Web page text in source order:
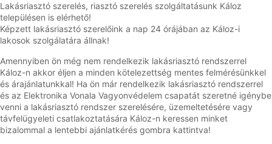
Lakásriasztó szerelés, riasztó szerelés szolgáltatásunk Káloz
településen is elérhető!
Képzett lakásriasztó szerelőink a nap 24 órájában az Káloz-i
lakosok szolgálatára állnak!
Amennyiben ön még nem rendelkezik lakásriasztó rendszerrel
Káloz-n akkor éljen a minden kötelezettség mentes felmérésünkkel
és árajánlatunkkal! Ha ön már rendelkezik lakásriasztó rendszerrel
és az Elektronika Vonala Vagyonvédelem csapatát szeretné igénybe
venni a lakásriasztó rendszer szerelésére, üzemeltetésére vagy
távfelügyeleti csatlakoztatására Káloz-n keressen minket
bizalommal a lentebbi ajánlatkérés gombra kattintva!